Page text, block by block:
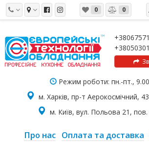
0 0
Режим роботи: пн.-пт.,
м. Харків, пр-т Аерокосмічний,
м. Київ, вул. Польова 21,
Про нас Оплата та доставка